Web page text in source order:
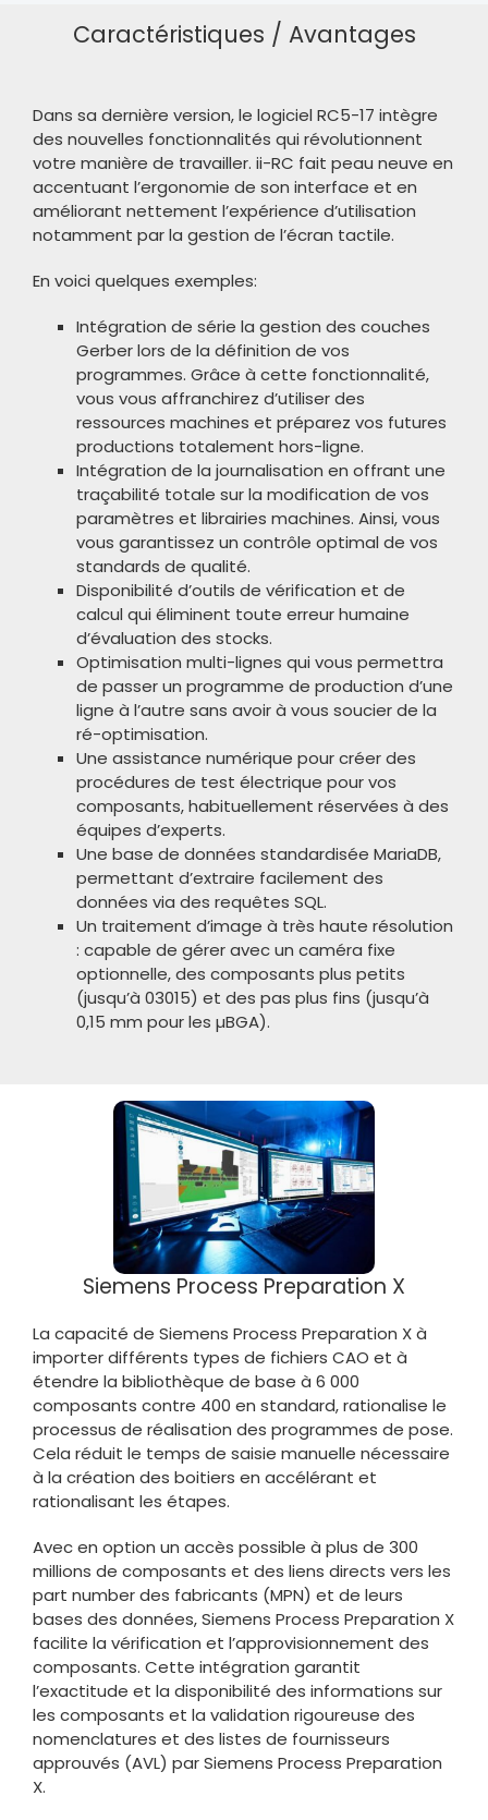
Caractéristiques / Avantages
Dans sa dernière version, le logiciel RC5-17 intègre
des nouvelles fonctionnalités qui révolutionnent
votre manière de travailler. ii-RC fait peau neuve en
accentuant l’ergonomie de son interface et en
améliorant nettement l’expérience d’utilisation
notamment par la gestion de l’écran tactile.
En voici quelques exemples:
Intégration de série la gestion des couches
Gerber lors de la définition de vos
programmes. Grâce à cette fonctionnalité,
vous vous affranchirez d’utiliser des
ressources machines et préparez vos futures
productions totalement hors-ligne.
Intégration de la journalisation en offrant une
traçabilité totale sur la modification de vos
paramètres et librairies machines. Ainsi, vous
vous garantissez un contrôle optimal de vos
standards de qualité.
Disponibilité d’outils de vérification et de
calcul qui éliminent toute erreur humaine
d’évaluation des stocks.
Optimisation multi-lignes qui vous permettra
de passer un programme de production d’une
ligne à l’autre sans avoir à vous soucier de la
ré-optimisation.
Une assistance numérique pour créer des
procédures de test électrique pour vos
composants, habituellement réservées à des
équipes d’experts.
Une base de données standardisée MariaDB,
permettant d’extraire facilement des
données via des requêtes SQL.
Un traitement d’image à très haute résolution
: capable de gérer avec un caméra fixe
optionnelle, des composants plus petits
(jusqu’à 03015) et des pas plus fins (jusqu’à
0,15 mm pour les µBGA).
Siemens Process Preparation X
La capacité de Siemens Process Preparation X à
importer différents types de fichiers CAO et à
étendre la bibliothèque de base à 6 000
composants contre 400 en standard, rationalise le
processus de réalisation des programmes de pose.
Cela réduit le temps de saisie manuelle nécessaire
à la création des boitiers en accélérant et
rationalisant les étapes.
Avec en option un accès possible à plus de 300
millions de composants et des liens directs vers les
part number des fabricants (MPN) et de leurs
bases des données, Siemens Process Preparation X
facilite la vérification et l’approvisionnement des
composants. Cette intégration garantit
l’exactitude et la disponibilité des informations sur
les composants et la validation rigoureuse des
nomenclatures et des listes de fournisseurs
approuvés (AVL) par Siemens Process Preparation
X.